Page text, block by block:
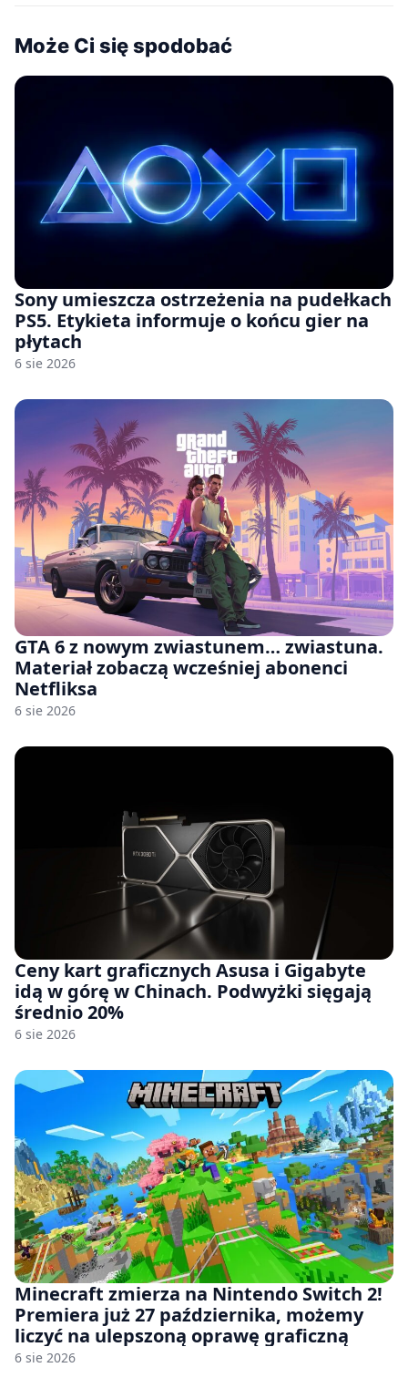
Może Ci się spodobać
Sony umieszcza ostrzeżenia na pudełkach
PS5. Etykieta informuje o końcu gier na
płytach
6 sie 2026
GTA 6 z nowym zwiastunem… zwiastuna.
Materiał zobaczą wcześniej abonenci
Netfliksa
6 sie 2026
Ceny kart graficznych Asusa i Gigabyte
idą w górę w Chinach. Podwyżki sięgają
średnio 20%
6 sie 2026
Minecraft zmierza na Nintendo Switch 2!
Premiera już 27 października, możemy
liczyć na ulepszoną oprawę graficzną
6 sie 2026